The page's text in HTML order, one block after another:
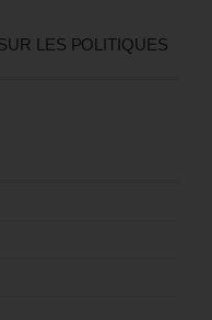
LES POLITIQUES